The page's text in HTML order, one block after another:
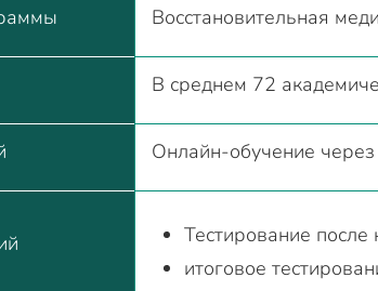
Восстановительная
В среднем 72
Онлайн-обучение через
Тестирование
итоговое